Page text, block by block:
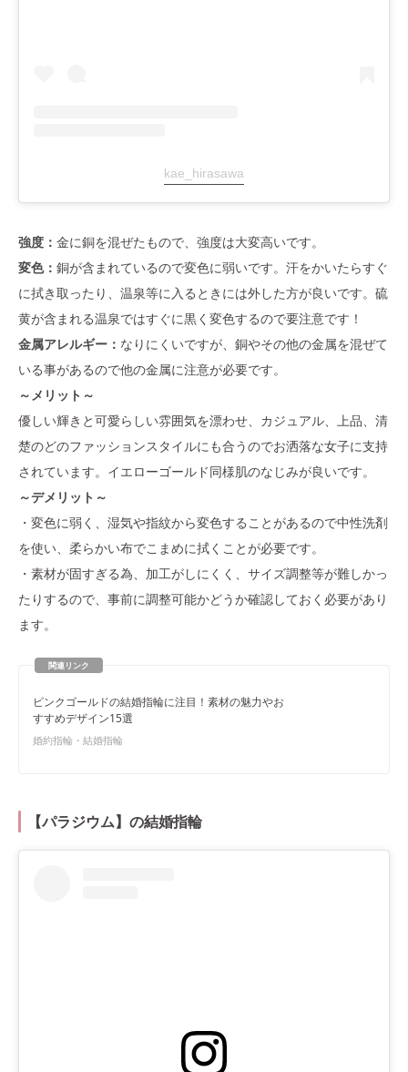
kae_hirasawa
強度： 金に銅を混ぜたもので、強度は大変高いです。
変色： 銅が含まれているので変色に弱いです。汗をかいたらすぐ
に拭き取ったり、温泉等に入るときには外した方が良いです。硫
黄が含まれる温泉ではすぐに黒く変色するので要注意です！
金属アレルギー： なりにくいですが、銅やその他の金属を混ぜて
いる事があるので他の金属に注意が必要です。
～メリット～
優しい輝きと可愛らしい雰囲気を漂わせ、カジュアル、上品、清
楚のどのファッションスタイルにも合うのでお洒落な女子に支持
されています。イエローゴールド同様肌のなじみが良いです。
～デメリット～
・変色に弱く、湿気や指紋から変色することがあるので中性洗剤
を使い、柔らかい布でこまめに拭くことが必要です。
・素材が固すぎる為、加工がしにくく、サイズ調整等が難しかっ
たりするので、事前に調整可能かどうか確認しておく必要があり
ます。
ピンクゴールドの結婚指輪に注目！素材の魅力やお
すすめデザイン15選
婚約指輪・結婚指輪
【パラジウム】の結婚指輪